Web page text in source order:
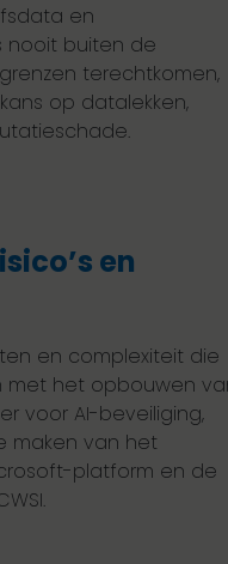
en
nooit buiten de
terechtkomen,
op datalekken,
en
en complexiteit die
het opbouwen
voor AI-beveiliging,
maken van het
platform en de